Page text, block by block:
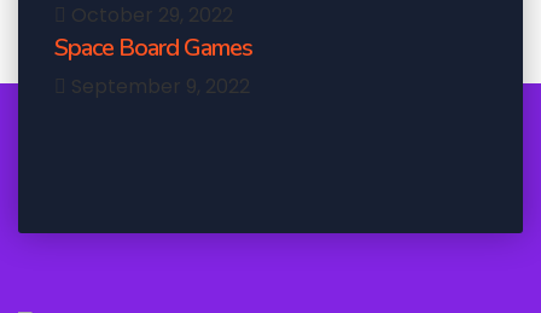
October 29, 2022
Space Board Games
September 9, 2022